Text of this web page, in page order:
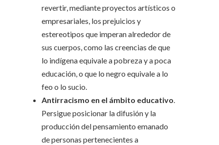
revertir, mediante proyectos artísticos o
empresariales, los prejuicios y
estereotipos que imperan alrededor de
sus cuerpos, como las creencias de que
lo indígena equivale a pobreza y a poca
educación, o que lo negro equivale a lo
feo o lo sucio.
Antirracismo en el ámbito educativo.
Persigue posicionar la difusión y la
producción del pensamiento emanado
de personas pertenecientes a